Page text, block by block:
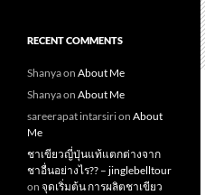
RECENT COMMENTS
Shanyaon About Me
Shanyaon About Me
sareerapat intarsirion About
Me
ชาเขียวญี่ปุ่นแท้แตกต่างจาก
ชาอื่นอย่างไร?? – jinglebelltour
on จุดเริ่มต้น การผลิตชาเขียว